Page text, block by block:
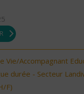
Vie/Accompagnant
durée - Secteur
F)